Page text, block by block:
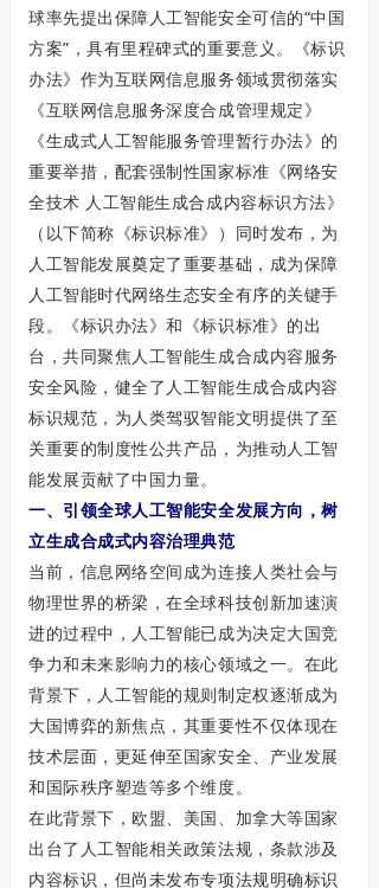
球率先提出保障人工智能安全可信的“中国
方案”，具有里程碑式的重要意义。《标识
办法》作为互联网信息服务领域贯彻落实
《互联网信息服务深度合成管理规定》
《生成式人工智能服务管理暂行办法》的
重要举措，配套强制性国家标准《网络安
全技术 人工智能生成合成内容标识方法》
（以下简称《标识标准》）同时发布，为
人工智能发展奠定了重要基础，成为保障
人工智能时代网络生态安全有序的关键手
段。《标识办法》和《标识标准》的出
台，共同聚焦人工智能生成合成内容服务
安全风险，健全了人工智能生成合成内容
标识规范，为人类驾驭智能文明提供了至
关重要的制度性公共产品，为推动人工智
能发展贡献了中国力量。
一、引领全球人工智能安全发展方向，树
立生成合成式内容治理典范
当前，信息网络空间成为连接人类社会与
物理世界的桥梁，在全球科技创新加速演
进的过程中，人工智能已成为决定大国竞
争力和未来影响力的核心领域之一。在此
背景下，人工智能的规则制定权逐渐成为
大国博弈的新焦点，其重要性不仅体现在
技术层面，更延伸至国家安全、产业发展
和国际秩序塑造等多个维度。
在此背景下，欧盟、美国、加拿大等国家
出台了人工智能相关政策法规，条款涉及
内容标识，但尚未发布专项法规明确标识